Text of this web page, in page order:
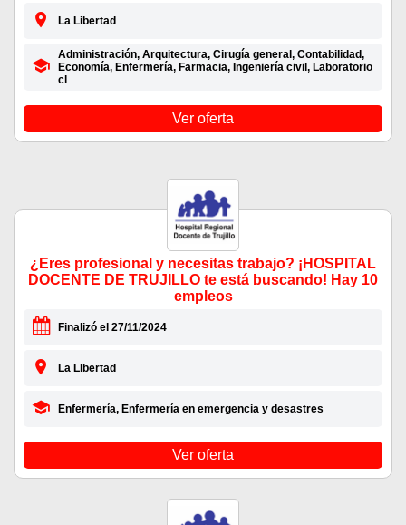
La Libertad
Administración, Arquitectura, Cirugía general, Contabilidad,
Economía, Enfermería, Farmacia, Ingeniería civil, Laboratorio
cl
Ver oferta
¿Eres profesional y necesitas trabajo? ¡HOSPITAL
DOCENTE DE TRUJILLO te está buscando! Hay 10
empleos
Finalizó el 27/11/2024
La Libertad
Enfermería, Enfermería en emergencia y desastres
Ver oferta